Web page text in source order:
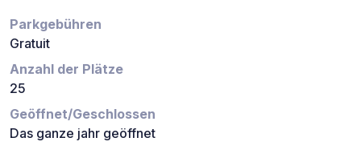
Parkgebühren
Gratuit
Anzahl der Plätze
25
Geöffnet/Geschlossen
Das ganze jahr geöffnet